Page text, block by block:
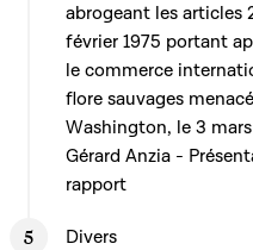
abrogeant les articles
février 1975 portant
le commerce
flore sauvages
Washington, le 3
Gérard Anzia -
rapport
Divers